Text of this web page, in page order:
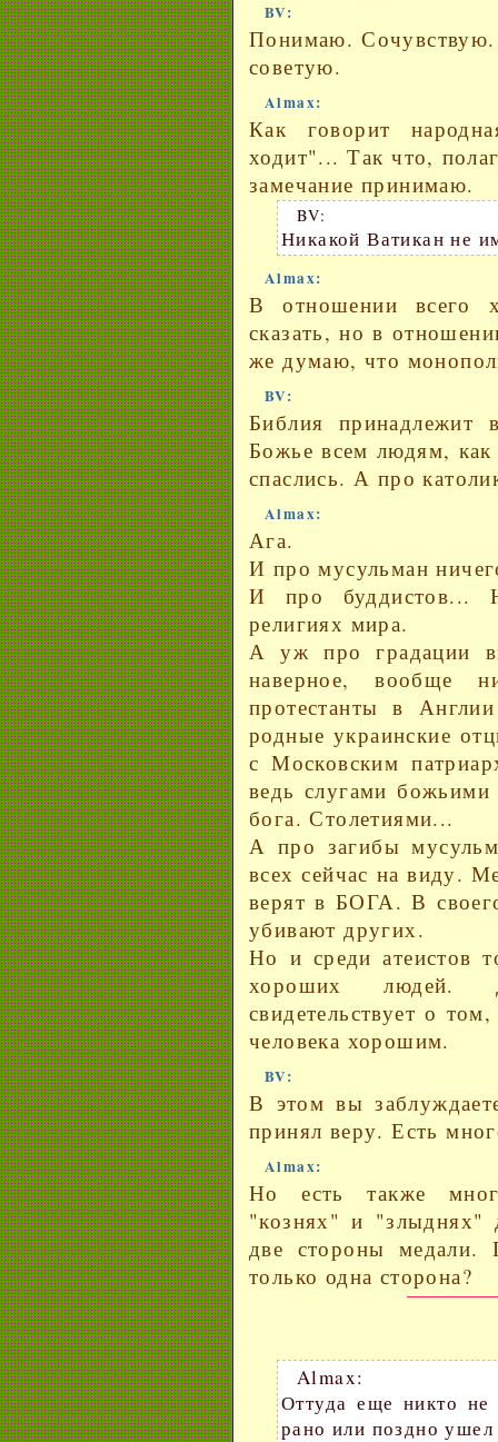
BV:
Понимаю.
советую.
Almax:
Как говорит
ходит"... Так что,
замечание принимаю.
BV:
Никакой Ватикан не
Almax:
В отношении всего
сказать, но в
же думаю, что
BV:
Библия принадлежит
Божье всем людям,
спаслись. А про
Almax:
Ага.
И про мусульман
И про буддистов...
религиях мира.
А уж про градации
наверное, вообще
протестанты в
родные украинские
с Московским
ведь слугами
бога. Столетиями...
А про загибы
всех сейчас на виду.
верят в БОГА. В
убивают других.
Но и среди атеистов
хороших людей.
свидетельствует о
человека хорошим.
BV:
В этом вы
принял веру. Есть
Almax:
Но есть также
"кознях" и "злыднях"
две стороны
только одна сторона?
Almax:
Оттуда еще никто не
рано или поздно